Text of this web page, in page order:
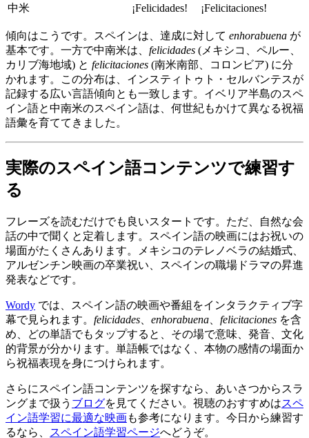
中米
¡Felicidades! ¡Felicitaciones!
傾向はこうです。スペインは、達成に対して enhorabuena が
基本です。一方で中南米は、 felicidades (メキシコ、ペルー、
カリブ海地域) と felicitaciones (南米南部、コロンビア) に分
かれます。この分布は、インスティトゥト・セルバンテスが
記録する広い言語傾向とも一致します。イベリア半島のスペ
イン語と中南米のスペイン語は、何世紀もかけて異なる祝福
語彙を育ててきました。
実際のスペイン語コンテンツで練習す
る
フレーズを読むだけでも良いスタートです。ただ、自然な会
話の中で聞くと定着します。スペイン語の映画にはお祝いの
場面がたくさんあります。メキシコのテレノベラの結婚式、
アルゼンチン映画の卒業祝い、スペインの職場ドラマの昇進
発表などです。
Wordy では、スペイン語の映画や番組をインタラクティブ字
幕で見られます。 felicidades enhorabuena felicitaciones を含
め、どの単語でもタップすると、その場で意味、発音、文化
的背景が分かります。単語帳ではなく、本物の感情の場面か
ら祝福表現を身につけられます。
さらにスペイン語コンテンツを探すなら、あいさつからスラ
ングまで扱う ブログを見てください。視聴のおすすめはスペ
イン語学習に最適な映画も参考になります。今日から練習す
るなら、
スペイン語学習ページへどうぞ。